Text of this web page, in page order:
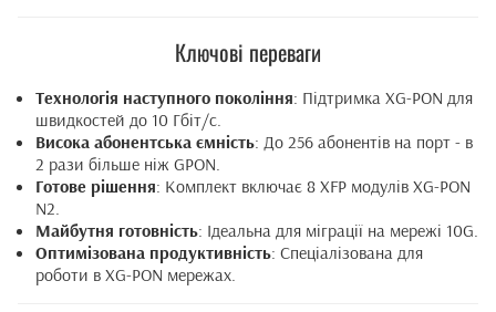
Ключові переваги
Технологія наступного покоління: Підтримка XG-PON для
швидкостей до 10 Гбіт/с.
Висока абонентська ємність: До 256 абонентів на порт - в
2 рази більше ніж GPON.
Готове рішення: Комплект включає 8 XFP модулів XG-PON
N2.
Майбутня готовність: Ідеальна для міграції на мережі 10G.
Оптимізована продуктивність: Спеціалізована для
роботи в XG-PON мережах.